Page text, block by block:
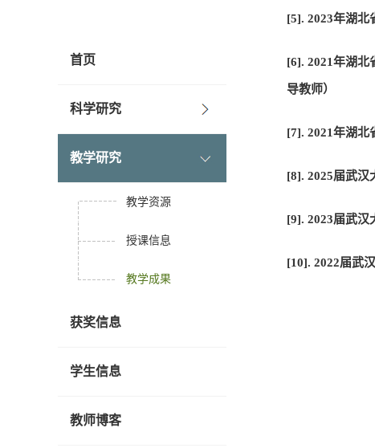
首页
科学研究
教学研究
教学资源
授课信息
教学成果
获奖信息
学生信息
教师博客
[5]. 2023年湖北
[6]. 2021年湖
导教师）
[7]. 2021年湖北
[8]. 2025届武汉
[9]. 2023届武汉
[10]. 2022届武